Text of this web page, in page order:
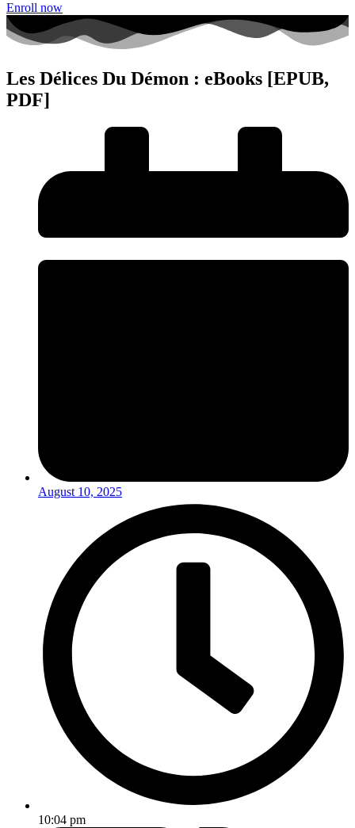
Enroll now
Les Délices Du Démon : eBooks [EPUB,
PDF]
August 10, 2025
10:04 pm